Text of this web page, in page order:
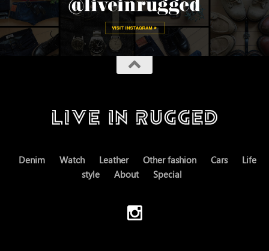
Denim Watch Leather Other fashion Cars
Life
style
About Special